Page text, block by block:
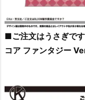
■ご注文はうさぎで
コア ファンタジー